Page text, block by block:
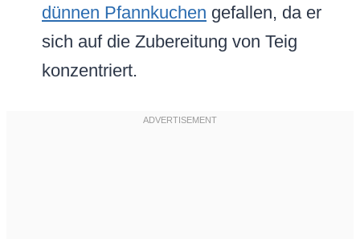
dünnen Pfannkuchen gefallen, da er
sich auf die Zubereitung von Teig
konzentriert.